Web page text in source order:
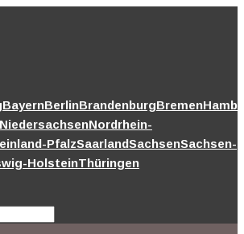
BayernBerlinBrandenburgBremen
NiedersachsenNordrhein-
PfalzSaarlandSachsenSachsen-
HolsteinThüringen